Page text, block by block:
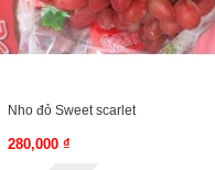
Nho đỏ Sweet scarlet
280,000 ₫